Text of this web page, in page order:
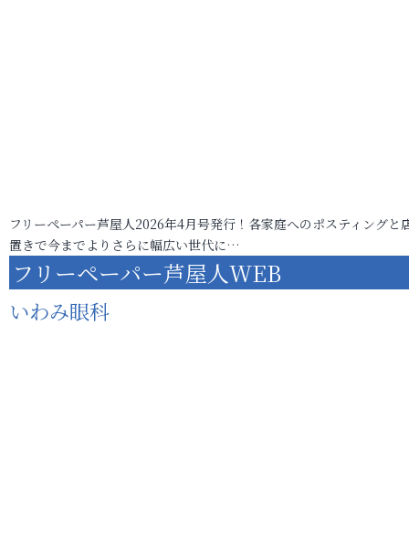
フリーペーパー芦屋人2026年4月号発行！各家庭へのポスティングと
置きで今までよりさらに幅広い世代に…
フリーペーパー芦屋人WEB
いわみ眼科